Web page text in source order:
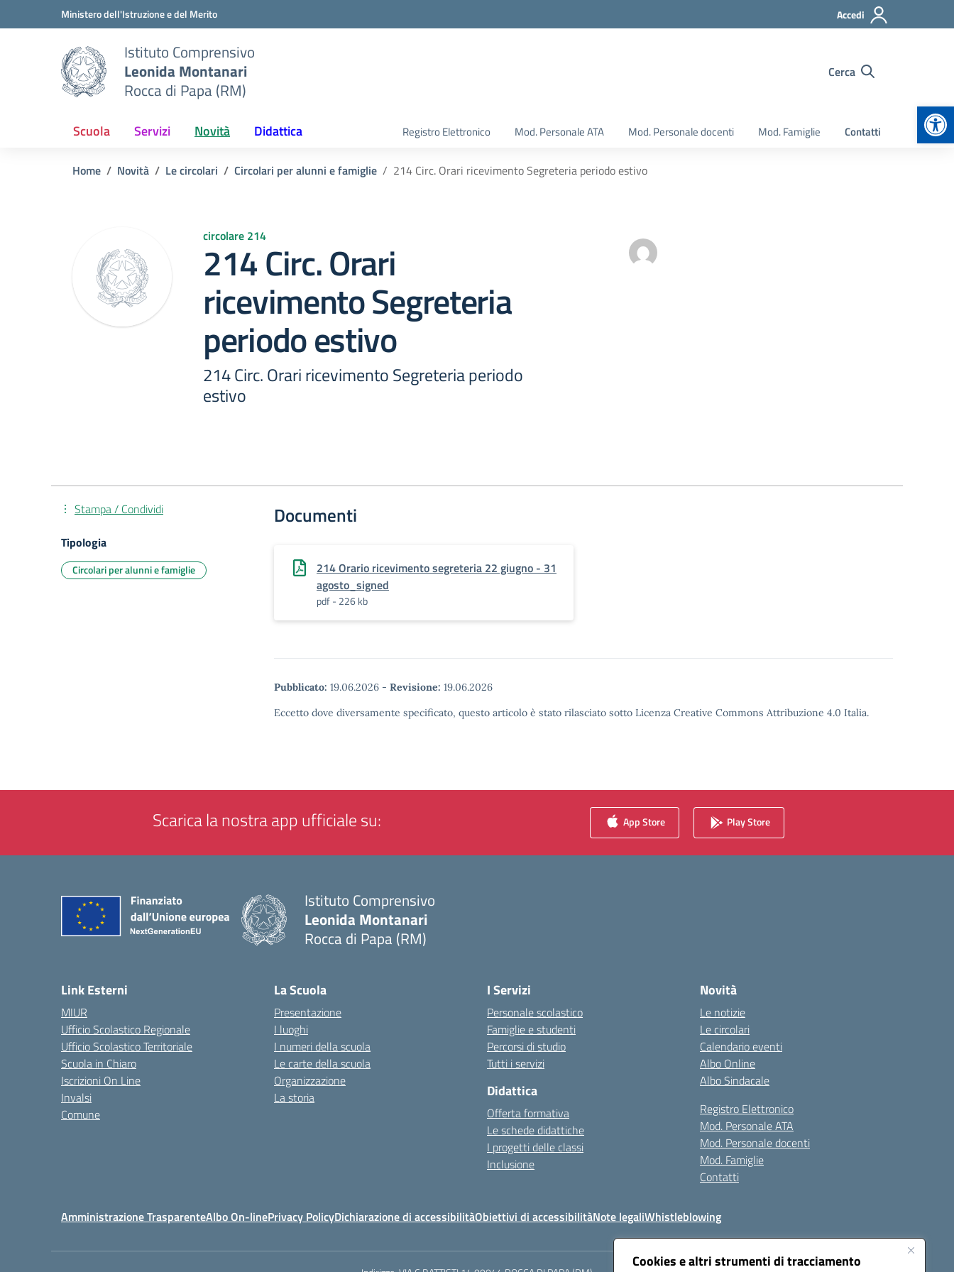
Cookies e altri strumenti di tracciamento
Vai ai contenuti
Vai al menu di navigazioneMinistero dell'Istruzione e del Merito Accedi
Istituto Comprensivo
Leonida Montanari
Rocca di Papa (RM)
Cerca
Scuola Servizi Novità Didattica Registro Elettronico Mod. Personale ATA Mod. Personale docenti Mod. Famiglie Contatti
Home Novità Le circolari Circolari per alunni e famiglie 214 Circ. Orari ricevimento Segreteria periodo estivo
circolare 214
214 Circ. Orari
ricevimento Segreteria
periodo estivo
214 Circ. Orari ricevimento Segreteria periodo
estivo
Documenti
214 Orario ricevimento segreteria 22 giugno - 31
agosto_signed
pdf - 226 kb
Pubblicato: 19.06.2026 - Revisione: 19.06.2026
Eccetto dove diversamente specificato, questo articolo è stato rilasciato sotto Licenza Creative Commons Attribuzione 4.0 Italia.
Stampa / Condividi
Tipologia
Circolari per alunni e famiglie
Scarica la nostra app ufficiale su: App Store Play Store
Istituto Comprensivo
Leonida Montanari
Rocca di Papa (RM)
Link Esterni
MIUR
Ufficio Scolastico Regionale
Ufficio Scolastico Territoriale
Scuola in Chiaro
Iscrizioni On Line
Invalsi
Comune
La Scuola
Presentazione
I luoghi
I numeri della scuola
Le carte della scuola
Organizzazione
La storia
I Servizi
Personale scolastico
Famiglie e studenti
Percorsi di studio
Tutti i servizi
Didattica
Offerta formativa
Le schede didattiche
I progetti delle classi
Inclusione
Novità
Le notizie
Le circolari
Calendario eventi
Albo Online
Albo Sindacale
Registro Elettronico
Mod. Personale ATA
Mod. Personale docenti
Mod. Famiglie
Contatti
Amministrazione TrasparenteAlbo On-linePrivacy PolicyDichiarazione di accessibilitàObiettivi di accessibilitàNote legaliWhistleblowing